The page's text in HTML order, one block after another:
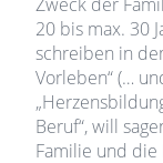
20 bis max. 30
schreiben in
Vorleben“ (…
Beruf“, will
Familie und die